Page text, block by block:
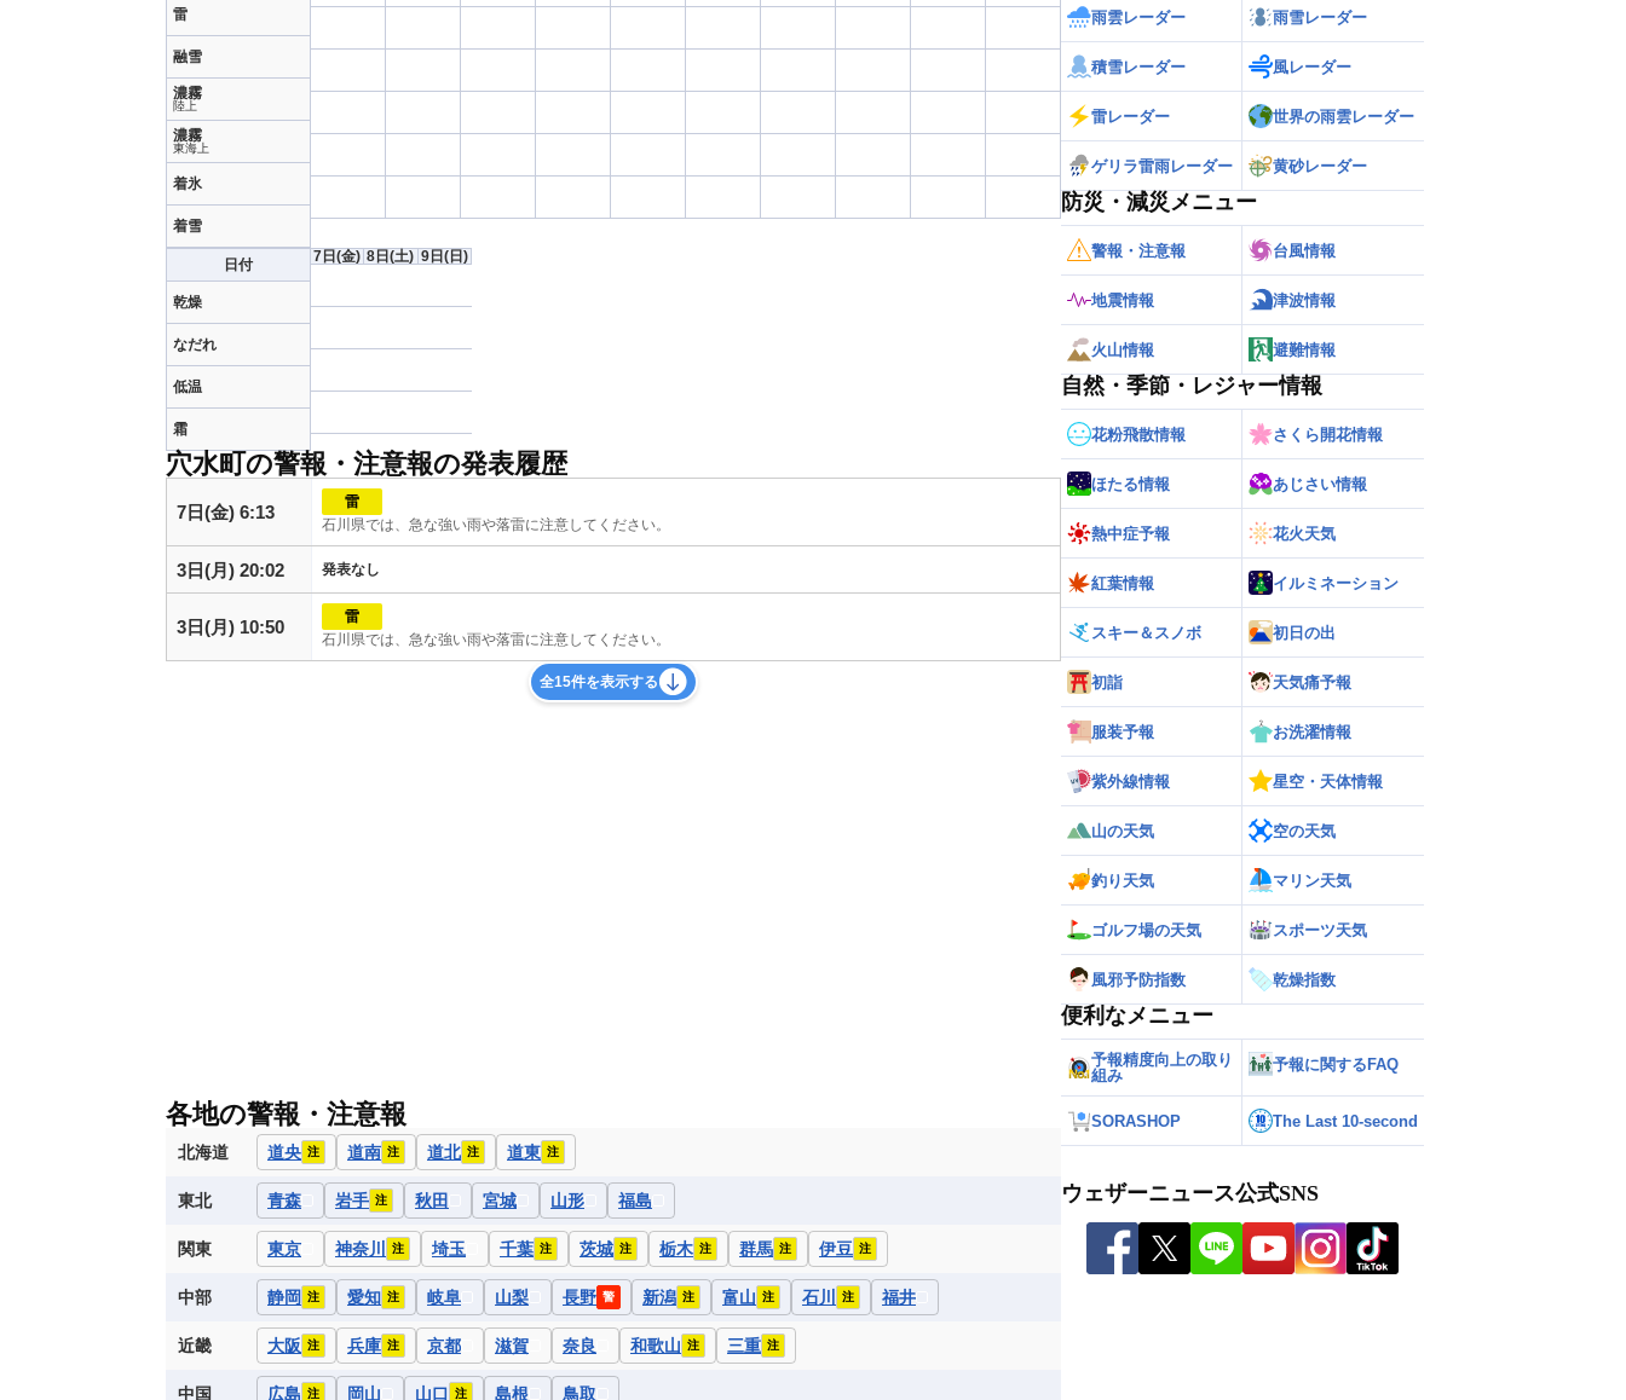
雷
融雪
濃霧
陸上
濃霧
東海上
着氷
着雪
日付
乾燥
なだれ
低温
霜
7日(金) 8日(土) 9日 (日)
穴水町の警報・注意報の発表履歴
7日(金) 6:13
雷
石川県では、急な強い雨や落雷に注意してください。
3日(月) 20:02 発表なし
3日(月) 10:50
雷
石川県では、急な強い雨や落雷に注意してください。
全15件を表示する
各地の警報・注意報
北海道 道央 注 道南 注 道北 注 道東 注
東北 青森 岩手 注 秋田 宮城 山形 福島
関東 東京 神奈川 注 埼玉 千葉 注 茨城 注 栃木 注 群馬 注 伊豆 注
中部 静岡 注 愛知 注 岐阜 山梨 長野 警 新潟 注 富山 注 石川 注 福井
近畿 大阪 注 兵庫 注 京都 滋賀 奈良 和歌山 注 三重 注
中国 広島 注 岡山 山口 注 島根 鳥取
雨雲レーダー 雨雪レーダー
積雪レーダー 風レーダー
雷レーダー 世界の雨雲レーダー
ゲリラ雷雨レーダー 黄砂レーダー
防災・減災メニュー
警報・注意報 台風情報
地震情報 津波情報
火山情報 避難情報
自然・季節・レジャー情報
花粉飛散情報 さくら開花情報
ほたる情報 あじさい情報
熱中症予報 花火天気
紅葉情報 イルミネーション
スキー＆スノボ 初日の出
初詣 天気痛予報
服装予報 お洗濯情報
紫外線情報 星空・天体情報
山の天気 空の天気
釣り天気 マリン天気
ゴルフ場の天気 スポーツ天気
風邪予防指数 乾燥指数
便利なメニュー
予報精度向上の取り
組み
予報に関するFAQ
SORASHOP The Last 10-second
ウェザーニュース公式SNS